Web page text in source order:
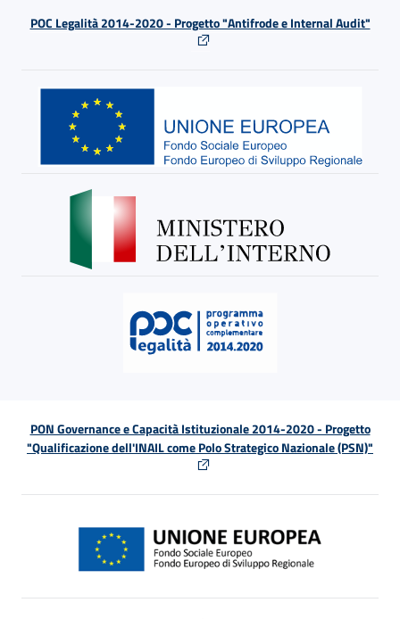
POC Legalità 2014-2020 - Progetto "Antifrode e Internal Audit"
PON Governance e Capacità Istituzionale 2014-2020 - Progetto
"Qualificazione dell'INAIL come Polo Strategico Nazionale (PSN)"